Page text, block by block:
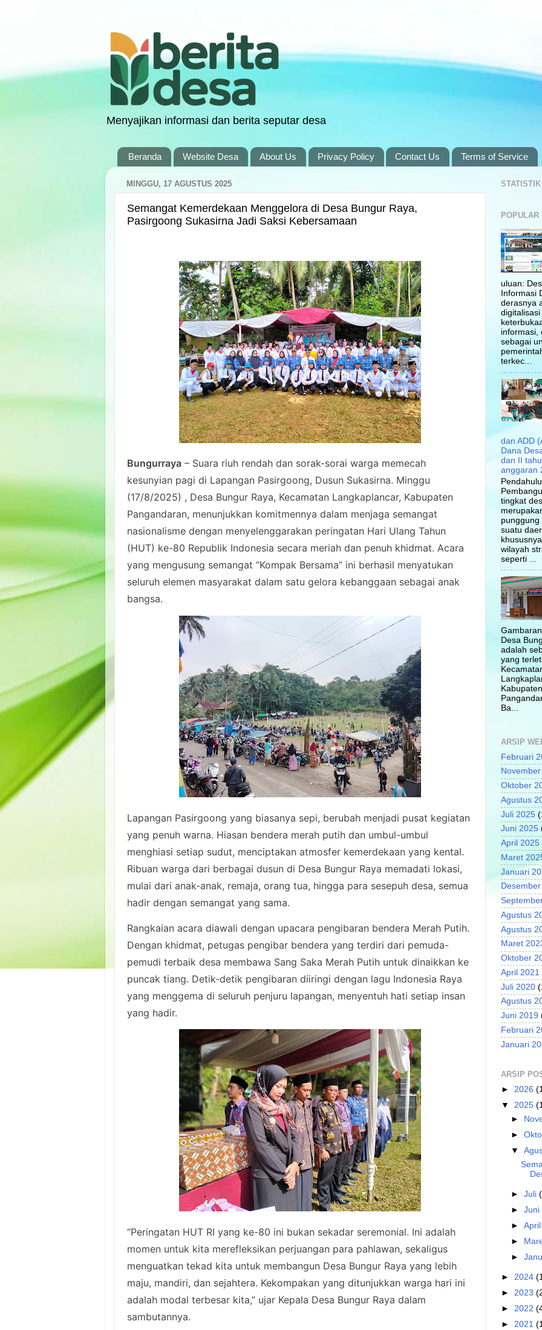
Menyajikan informasi dan berita seputar desa
Beranda Website Desa About Us Privacy Policy Contact Us Terms of Service
MINGGU, 17 AGUSTUS 2025
Semangat Kemerdekaan Menggelora di Desa Bungur Raya,
Pasirgoong Sukasirna Jadi Saksi Kebersamaan
Bungurraya – Suara riuh rendah dan sorak-sorai warga memecah
kesunyian pagi di Lapangan Pasirgoong, Dusun Sukasirna. Minggu
(17/8/2025) , Desa Bungur Raya, Kecamatan Langkaplancar, Kabupaten
Pangandaran, menunjukkan komitmennya dalam menjaga semangat
nasionalisme dengan menyelenggarakan peringatan Hari Ulang Tahun
(HUT) ke-80 Republik Indonesia secara meriah dan penuh khidmat. Acara
yang mengusung semangat “Kompak Bersama” ini berhasil menyatukan
seluruh elemen masyarakat dalam satu gelora kebanggaan sebagai anak
bangsa.
Lapangan Pasirgoong yang biasanya sepi, berubah menjadi pusat kegiatan
yang penuh warna. Hiasan bendera merah putih dan umbul-umbul
menghiasi setiap sudut, menciptakan atmosfer kemerdekaan yang kental.
Ribuan warga dari berbagai dusun di Desa Bungur Raya memadati lokasi,
mulai dari anak-anak, remaja, orang tua, hingga para sesepuh desa, semua
hadir dengan semangat yang sama.
Rangkaian acara diawali dengan upacara pengibaran bendera Merah Putih.
Dengan khidmat, petugas pengibar bendera yang terdiri dari pemuda-
pemudi terbaik desa membawa Sang Saka Merah Putih untuk dinaikkan ke
puncak tiang. Detik-detik pengibaran diiringi dengan lagu Indonesia Raya
yang menggema di seluruh penjuru lapangan, menyentuh hati setiap insan
yang hadir.
“Peringatan HUT RI yang ke-80 ini bukan sekadar seremonial. Ini adalah
momen untuk kita merefleksikan perjuangan para pahlawan, sekaligus
menguatkan tekad kita untuk membangun Desa Bungur Raya yang lebih
maju, mandiri, dan sejahtera. Kekompakan yang ditunjukkan warga hari ini
adalah modal terbesar kita,” ujar Kepala Desa Bungur Raya dalam
sambutannya.
POPULAR
uluan:
Informasi
derasnya
digitalisasi
informasi,
sebagai
terkec...
dan ADD
Dana
dan II
anggaran
tingkat
punggung
suatu
wilayah
seperti ...
Desa
adalah
yang
Kabupaten
Ba...
ARSIP
Februari
Oktober
Agustus
Juli 2025
Juni 2025
April 2025
Maret
Januari
Agustus
Agustus
Maret
Oktober
April 2021
Juli 2020
Agustus
Juni 2019
Februari
Januari
ARSIP
► 2026
▼ 2025
►
►
▼
► Juli
► Juni
►
►
►
► 2024
► 2023
► 2022
► 2021